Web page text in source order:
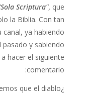
Sola Scriptura", que
la Biblia. Con tan
ya habiendo
y sabiendo
hacer el siguiente
comentario:
que el diablo